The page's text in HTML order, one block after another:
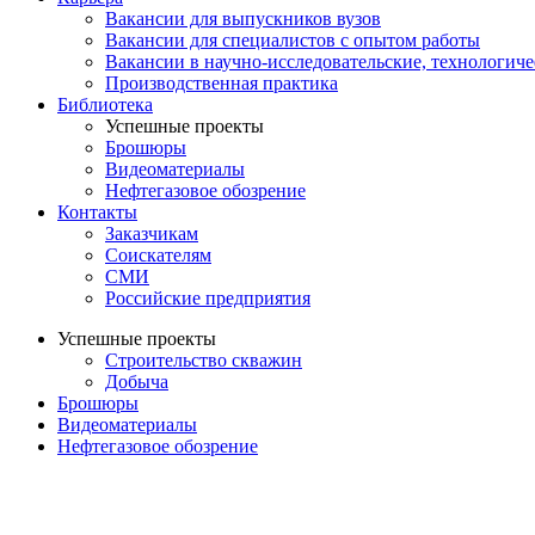
Вакансии для выпускников вузов
Вакансии для специалистов с опытом работы
Вакансии в научно-исследовательские,
Производственная практика
Библиотека
Успешные проекты
Брошюры
Видеоматериалы
Нефтегазовое обозрение
Контакты
Заказчикам
Соискателям
СМИ
Российские предприятия
Успешные проекты
Строительство скважин
Добыча
Брошюры
Видеоматериалы
Нефтегазовое обозрение